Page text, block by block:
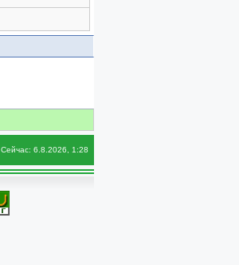
Сейчас: 6.8.2026, 1:28